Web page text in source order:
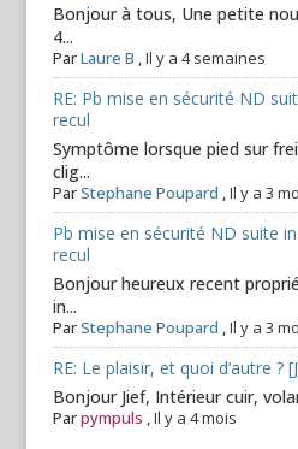
Bonjour à tous, Une petite
4...
ParLaure B Il y a 4 semaines
RE: Pb mise en sécurité ND
recul
Symptôme lorsque pied sur
clig...
ParStephane Poupard Il y a 3
Pb mise en sécurité ND suite
recul
Bonjour heureux recent
in...
ParStephane Poupard Il y a 3
RE: Le plaisir, et quoi d’autre ?
Bonjour Jief, Intérieur cuir,
Parpympuls Il y a 4 mois